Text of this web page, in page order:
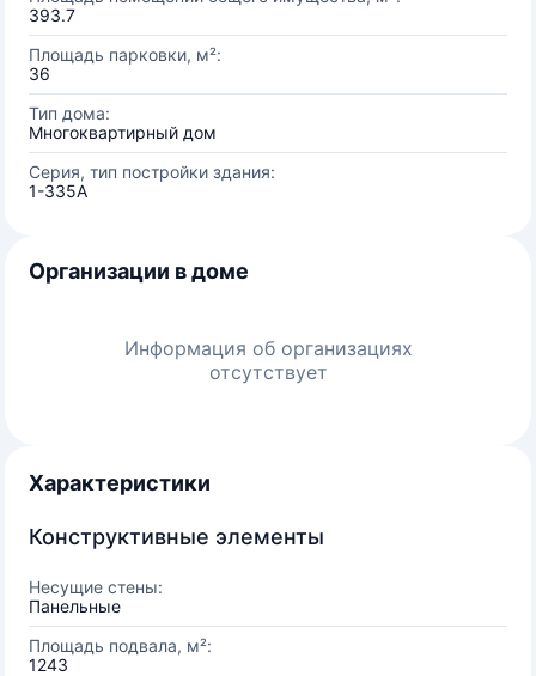
393.7
Площадь парковки, м²:
36
Тип дома:
Многоквартирный дом
Серия, тип постройки здания:
1-335А
Организации в доме
Информация об организациях
отсутствует
Характеристики
Конструктивные элементы
Несущие стены:
Панельные
Площадь подвала, м²:
1243